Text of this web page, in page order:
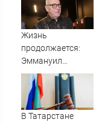
Жизнь
продолжается:
Эммануил
Виторган
рассказывает
свою историю со
сцены
В Татарстане